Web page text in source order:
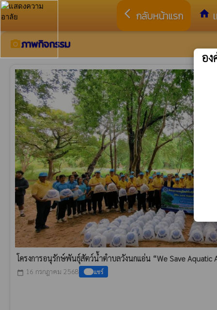
arrow_back_ios กลับหน้าแรก home
camera_altภาพกิจกรรม
โครงการอนุรักษ์พันธุ์สัตว์น้ำตำบลวังนกแอ่น “We Save
calendar_today 16 กรกฎาคม 2568 แชร์
อ